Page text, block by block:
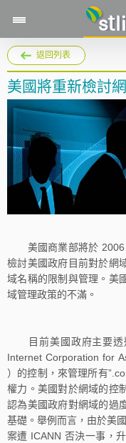
返回列表
美國將重新檢討
美國商業部將於 2006
檢討美國政府目前對於網
域名稱的限制與管理。美
域管理政策的不滿。
目前美國政府主要透
Internet Corporation for
）的控制，來管理所有
權力。美國對於網域的控
認為美國政府對網域的過
基礎。舉例而言，由於美
案遭 ICANN 否決一事，